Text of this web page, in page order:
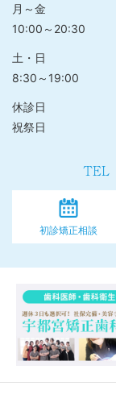
月～金
10:00～20:30
土・日
8:30～19:00
休診日
祝祭日
TEL
初診矯正相談